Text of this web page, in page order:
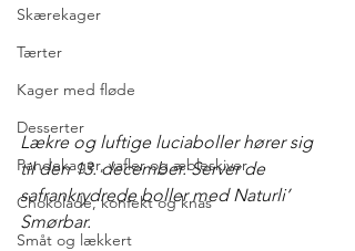
Skærekager
Tærter
Kager med fløde
Desserter
Pandekager, vafler og æbleskiver
Chokolade, konfekt og knas
Småt og lækkert
Lækre og luftige luciaboller hører sig
til den 13. december. Server de
safrankrydrede boller med Naturli’
Smørbar.